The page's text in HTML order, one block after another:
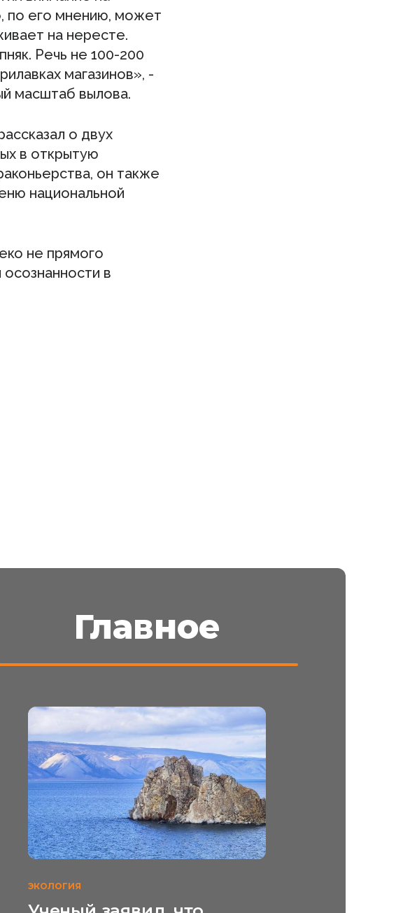
по его мнению, может
на нересте.
Речь не 100-200
магазинов», -
масштаб вылова.
о двух
в открытую
он также
национальной
не прямого
в
Главное
ЭКОЛОГИЯ